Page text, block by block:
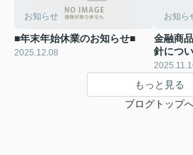
お知らせ
■年末年始休業のお知らせ■
2025.12.08
お知ら
金融商
針につ
もっと見る
ブログトップ